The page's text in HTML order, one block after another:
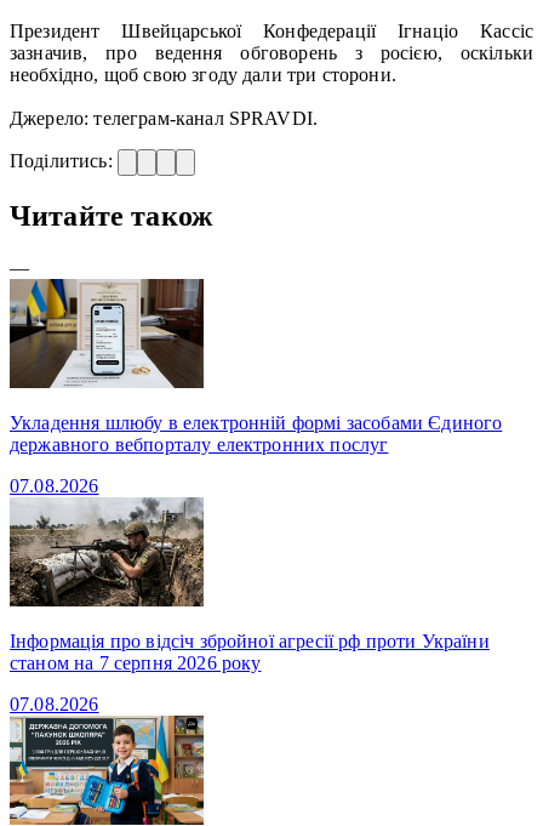
Президент Швейцарської Конфедерації Ігнаціо Кассіс
зазначив, про ведення обговорень з росією, оскільки
необхідно, щоб свою згоду дали три сторони.
Джерело: телеграм-канал SPRAVDI.
Поділитись:
Читайте також
—
Укладення шлюбу в електронній формі засобами Єдиного
державного вебпорталу електронних послуг
07.08.2026
Інформація про відсіч збройної агресії рф проти України
станом на 7 серпня 2026 року
07.08.2026